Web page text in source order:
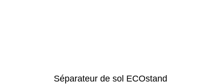
Séparateur de sol ECOstand